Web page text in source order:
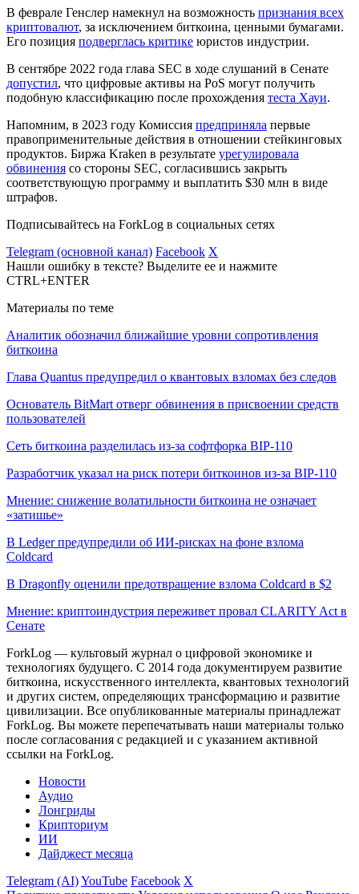
В феврале Генслер намекнул на возможность признания всех
криптовалют, за исключением биткоина, ценными бумагами.
Его позиция подверглась критике юристов индустрии.
В сентябре 2022 года глава SEC в ходе слушаний в Сенате
допустил, что цифровые активы на PoS могут получить
подобную классификацию после прохождения теста Хауи.
Напомним, в 2023 году Комиссия предприняла первые
правоприменительные действия в отношении стейкинговых
продуктов. Биржа Kraken в результате урегулировала
обвинения со стороны SEC, согласившись закрыть
соответствующую программу и выплатить $30 млн в виде
штрафов.
Подписывайтесь на ForkLog в социальных сетях
Telegram (основной канал) Facebook X
Нашли ошибку в тексте? Выделите ее и нажмите
CTRL+ENTER
Материалы по теме
Аналитик обозначил ближайшие уровни сопротивления
биткоина
Глава Quantus предупредил о квантовых взломах без следов
Основатель BitMart отверг обвинения в присвоении средств
пользователей
Сеть биткоина разделилась из-за софтфорка BIP-110
Разработчик указал на риск потери биткоинов из-за BIP-110
Мнение: снижение волатильности биткоина не означает
«затишье»
В Ledger предупредили об ИИ-рисках на фоне взлома
Coldcard
В Dragonfly оценили предотвращение взлома Coldcard в $2
Мнение: криптоиндустрия переживет провал CLARITY Act в
Сенате
ForkLog — культовый журнал о цифровой экономике и
технологиях будущего. С 2014 года документируем развитие
биткоина, искусственного интеллекта, квантовых технологий
и других систем, определяющих трансформацию и развитие
цивилизации. Все опубликованные материалы принадлежат
ForkLog. Вы можете перепечатывать наши материалы только
после согласования с редакцией и с указанием активной
ссылки на ForkLog.
Новости
Аудио
Лонгриды
Крипториум
ИИ
Дайджест месяца
Telegram (AI)YouTube Facebook X